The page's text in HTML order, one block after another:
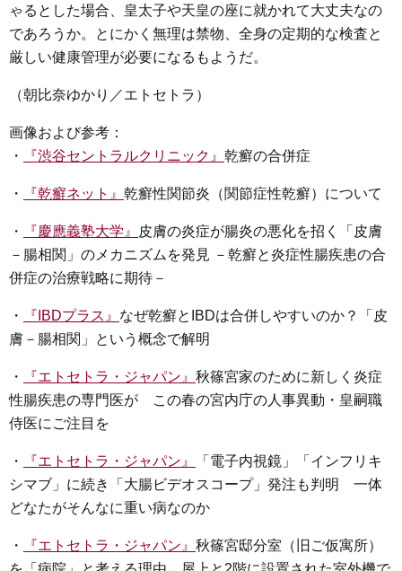
ゃるとした場合、皇太子や天皇の座に就かれて大丈夫なの
であろうか。とにかく無理は禁物、全身の定期的な検査と
厳しい健康管理が必要になるもようだ。
（朝比奈ゆかり／エトセトラ）
画像および参考：
・
『渋谷セントラルクリニック』 乾癬の合併症
・ 『乾癬ネット』 乾癬性関節炎（関節症性乾癬）について
・ 『慶應義塾大学』
皮膚の炎症が腸炎の悪化を招く「皮膚
－腸相関」のメカニズムを発見 －乾癬と炎症性腸疾患の合
併症の治療戦略に期待－
・ 『IBDプラス』 なぜ乾癬とIBDは合併しやすいのか？「皮
膚－腸相関」という概念で解明
・ 『エトセトラ・ジャパン』 秋篠宮家のために新しく炎症
性腸疾患の専門医が この春の宮内庁の人事異動・皇嗣職
侍医にご注目を
・ 『エトセトラ・ジャパン』
「電子内視鏡」「インフリキ
シマブ」に続き「大腸ビデオスコープ」発注も判明 一体
どなたがそんなに重い病なのか
・ 『エトセトラ・ジャパン』 秋篠宮邸分室（旧ご仮寓所）